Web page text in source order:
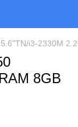
i3-2330M
8GB